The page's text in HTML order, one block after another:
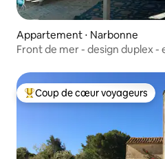
Appartement ⋅ Narbonne
Front de mer - design duplex -
Coups de cœur voyageurs les
Coup de cœur voyageurs